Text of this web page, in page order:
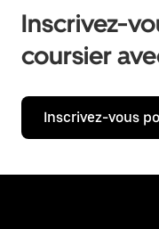
Inscrivez-
coursier
Inscrivez-vous